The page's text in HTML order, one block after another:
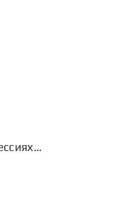
почему следует выбрать